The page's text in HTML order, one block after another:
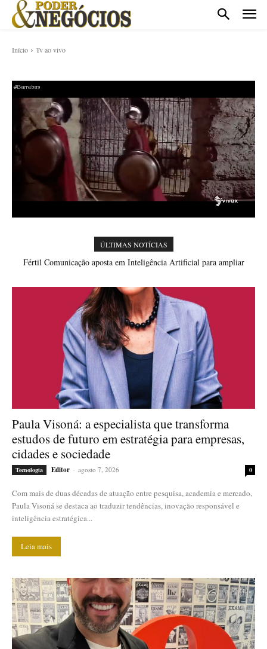
Início Tv ao vivo
ÚLTIMAS NOTÍCIAS
Fértil Comunicação aposta em Inteligência Artificial para ampliar
Inteligência emocional não é um dom: ela pode ser desenvolvida na
Paula Visoná: a especialista que transforma
estudos de futuro em estratégia para empresas,
cidades e sociedade
Tecnologia Editor - agosto 7, 2026 0
Com mais de duas décadas de atuação entre pesquisa, academia e mercado,
Paula Visoná se destaca ao traduzir tendências, inovação responsável e
inteligência estratégica...
Leia mais